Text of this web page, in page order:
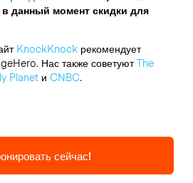
в данный момент скидки для
KnockKnockрекомендует
Нас также советуютThe
Planetи CNBC.
сейчас!